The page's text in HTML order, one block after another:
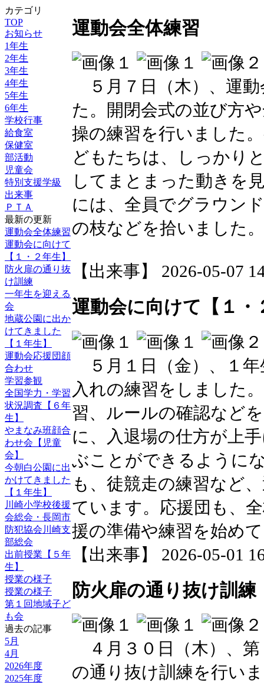
カテゴリ
TOP
お知らせ
1年生
2年生
3年生
4年生
5年生
6年生
学校行事
給食室
保健室
部活動
児童会
特別支援学級
出来事
ＰＴＡ
最新の更新
運動会全体練習
運動会に向けて
【１・２年生】
防火扉の通り抜
け訓練
一年生を迎える
会
地蔵公園に出か
けてきました
【１年生】
運動会応援団顔
合わせ
学習参観
全国学力・学習
状況調査【６年
生】
やまなみ班顔合
わせ会【児童
会】
今朝白公園に出
かけてきました
【１年生】
川崎小学校後援
会総会・長岡市
防犯協会川崎支
部総会
出前授業【５年
生】
授業の様子
授業の様子
第１回地域子ど
も会
過去の記事
5月
4月
2026年度
2025年度
運動会全体練習
５月７日（木）、運
た。開閉会式の並び方
操の練習を行いました
どもたちは、しっかり
してまとまった動きを
には、全員でグラウン
の枝などを拾いました。
【出来事】 2026-05-07
運動会に向けて【１・
５月１日（金）、１年
入れの練習をしました
習、ルールの確認など
に、入退場の仕方が上
ぶことができるように
も、徒競走の練習など
ています。応援団も、
援の準備や練習を始め
【出来事】 2026-05-01
防火扉の通り抜け訓練
４月３０日（木）、第
の通り抜け訓練を行い